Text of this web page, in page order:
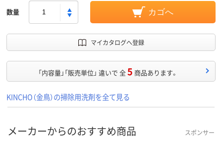
数量 カゴへ
マイカタログへ登録
「内容量」「販売単位」 違いで 全5 商品あります。
KINCHO（金鳥）の掃除用洗剤を全て見る
メーカーからのおすすめ商品 スポンサー